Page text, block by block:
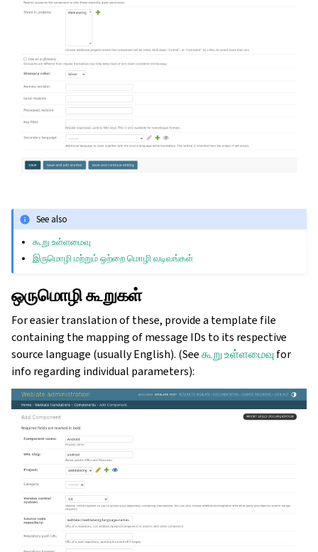
See also
கூறு உள்ளமைவு
இருமொழி மற்றும் ஒற்றை மொழி வடிவங்கள்
ஒருமொழி கூறுகள்
For easier translation of these, provide a template file
containing the mapping of message IDs to its respective
source language (usually English). (Seeகூறு உள்ளமைவுfor
info regarding individual parameters):